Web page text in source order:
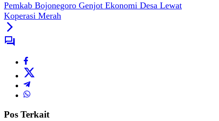
Pemkab Bojonegoro Genjot Ekonomi Desa Lewat
Koperasi Merah
Pos Terkait